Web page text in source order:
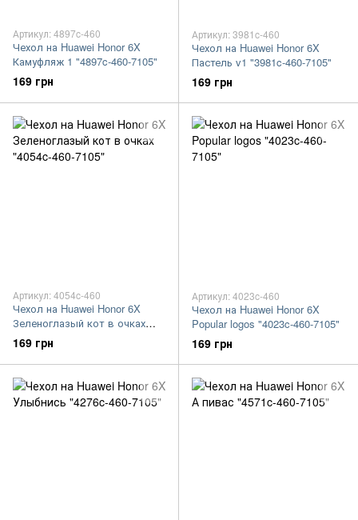
Артикул: 4897c-460
Чехол на Huawei Honor 6X
Камуфляж 1 "4897c-460-7105"
169 грн
Артикул: 3981c-460
Чехол на Huawei Honor 6X
Пастель v1 "3981c-460-7105"
169 грн
Артикул: 4054c-460
Чехол на Huawei Honor 6X
Зеленоглазый кот в очках
"4054c-460-7105"
169 грн
Артикул: 4023c-460
Чехол на Huawei Honor 6X
Popular logos "4023c-460-7105"
169 грн